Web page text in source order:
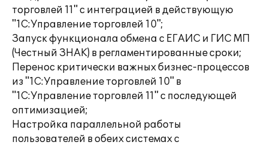
торговлей 11" с интеграцией в действующую
"1С:Управление торговлей 10";
Запуск функционала обмена с ЕГАИС и ГИС МП
(Честный ЗНАК) в регламентированные сроки;
Перенос критически важных бизнес-процессов
из "1С:Управление торговлей 10" в
"1С:Управление торговлей 11" с последующей
оптимизацией;
Настройка параллельной работы
пользователей в обеих системах с